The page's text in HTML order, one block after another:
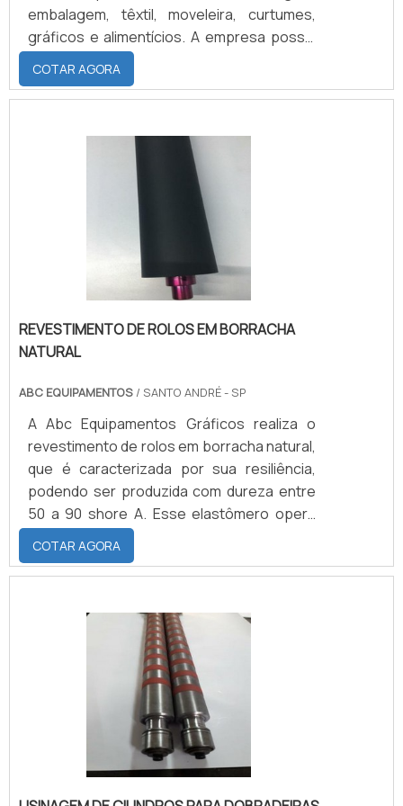
embalagem, têxtil, moveleira, curtumes,
gráficos e alimentícios. A empresa possui
infraestrutura para produzir eixos de 5000
milímetros de comprimento e 1000
milímetros de diâmetro.CONFECÇÃO DOS
materiais podem ser confeccionados em
cinco tipos de elastômeros: borracha
natural, EPDM, Neoprene, Nitrilica e Silicone,
cada um com características distintas e t.
COTAR AGORA
REVESTIMENTO DE ROLOS EM BORRACHA
NATURAL
ABC EQUIPAMENTOS / SANTO ANDRÉ - SP
A Abc Equipamentos Gráficos realiza o
revestimento de rolos em borracha natural,
que é caracterizada por sua resiliência,
podendo ser produzida com dureza entre
50 a 90 shore A. Esse elastômero opera
entre temperaturas mínimas de -20°C e
90°C, possui excelente aderência a metais,
excelente resistência ao rasgamento,
dielétrica.QUALIDADES DO MATERIAL PARA
O SERVIÇOEm relação a deformação
perante a compressão, sua resistência é
considerada boa, assim como a resistência
COTAR AGORA